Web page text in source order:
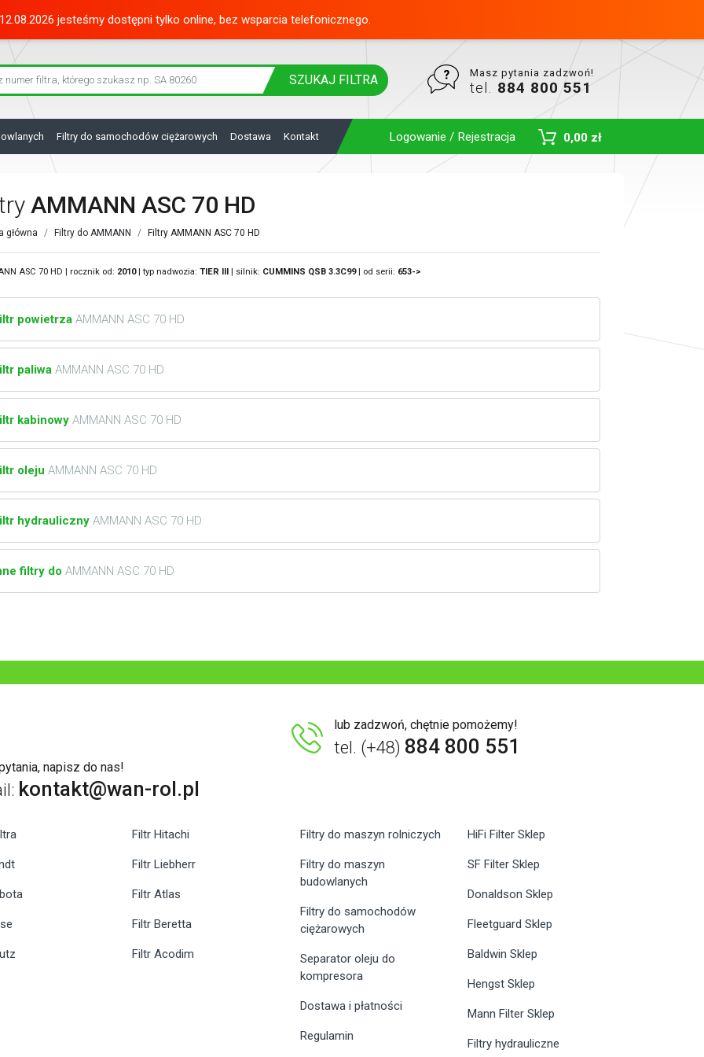
jesteśmy dostępni tylko online, bez wsparcia telefonicznego.
SZUKAJ FILTRA Masz pytania zadzwoń!
tel. 884 800 551
Filtry do samochodów ciężarowych Dostawa Kontakt Logowanie / Rejestracja 0,00 zł
Toggle Dropdown
AMMANN ASC 70 HD
główna Filtry do AMMANN Filtry AMMANN ASC 70 HD
ASC 70 HD | rocznik od: 2010| typ nadwozia: TIER III | silnik: CUMMINS QSB 3.3C99| od serii: 653->
powietrza AMMANN ASC 70 HD
paliwa AMMANN ASC 70 HD
kabinowy AMMANN ASC 70 HD
oleju AMMANN ASC 70 HD
hydrauliczny AMMANN ASC 70 HD
filtry do AMMANN ASC 70 HD
napisz do nas!
kontakt@wan-rol.pl
lub zadzwoń, chętnie pomożemy!
tel. (+48) 884 800 551
Filtr Hitachi
Filtr Liebherr
Filtr Atlas
Filtr Beretta
Filtr Acodim
Filtry do maszyn rolniczych
Filtry do maszyn
budowlanych
Filtry do samochodów
ciężarowych
Separator oleju do
kompresora
Dostawa i płatności
Regulamin
HiFi Filter Sklep
SF Filter Sklep
Donaldson Sklep
Fleetguard Sklep
Baldwin Sklep
Hengst Sklep
Mann Filter Sklep
Filtry hydrauliczne